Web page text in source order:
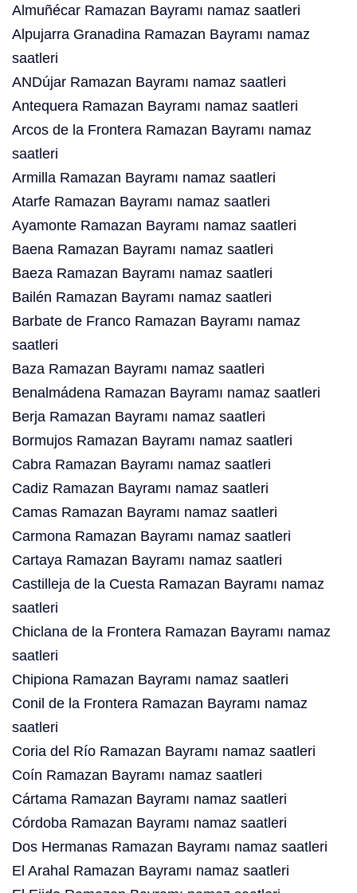
Almuñécar Ramazan Bayramı namaz saatleri
Alpujarra Granadina Ramazan Bayramı namaz
saatleri
ANDújar Ramazan Bayramı namaz saatleri
Antequera Ramazan Bayramı namaz saatleri
Arcos de la Frontera Ramazan Bayramı namaz
saatleri
Armilla Ramazan Bayramı namaz saatleri
Atarfe Ramazan Bayramı namaz saatleri
Ayamonte Ramazan Bayramı namaz saatleri
Baena Ramazan Bayramı namaz saatleri
Baeza Ramazan Bayramı namaz saatleri
Bailén Ramazan Bayramı namaz saatleri
Barbate de Franco Ramazan Bayramı namaz
saatleri
Baza Ramazan Bayramı namaz saatleri
Benalmádena Ramazan Bayramı namaz saatleri
Berja Ramazan Bayramı namaz saatleri
Bormujos Ramazan Bayramı namaz saatleri
Cabra Ramazan Bayramı namaz saatleri
Cadiz Ramazan Bayramı namaz saatleri
Camas Ramazan Bayramı namaz saatleri
Carmona Ramazan Bayramı namaz saatleri
Cartaya Ramazan Bayramı namaz saatleri
Castilleja de la Cuesta Ramazan Bayramı namaz
saatleri
Chiclana de la Frontera Ramazan Bayramı namaz
saatleri
Chipiona Ramazan Bayramı namaz saatleri
Conil de la Frontera Ramazan Bayramı namaz
saatleri
Coria del Río Ramazan Bayramı namaz saatleri
Coín Ramazan Bayramı namaz saatleri
Cártama Ramazan Bayramı namaz saatleri
Córdoba Ramazan Bayramı namaz saatleri
Dos Hermanas Ramazan Bayramı namaz saatleri
El Arahal Ramazan Bayramı namaz saatleri